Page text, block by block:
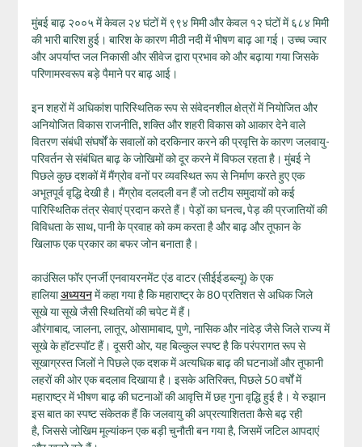
मुंबई बाढ़ २००५ में केवल २४ घंटों में ९९४ मिमी और केवल १२ घंटों में ६८४ मिमी
की भारी बारिश हुई। बारिश के कारण मीठी नदी में भीषण बाढ़ आ गई। उच्च ज्वार
और अपर्याप्त जल निकासी और सीवेज द्वारा प्रभाव को और बढ़ाया गया जिसके
परिणामस्वरूप बड़े पैमाने पर बाढ़ आई।
इन शहरों में अधिकांश पारिस्थितिक रूप से संवेदनशील क्षेत्रों में नियोजित और
अनियोजित विकास राजनीति,शक्ति और शहरी विकास को आकार देने वाले
वितरण संबंधी संघर्षों के सवालों को दरकिनार करने की प्रवृत्ति के कारण जलवायु-
परिवर्तन से संबंधित बाढ़ के जोखिमों को दूर करने में विफल रहता है। मुंबई ने
पिछले कुछ दशकों में मैंग्रोव वनों पर व्यवस्थित रूप से निर्माण करते हुए एक
अभूतपूर्व वृद्धि देखी है। मैंग्रोव दलदली वन हैं जो तटीय समुदायों को कई
पारिस्थितिक तंत्र सेवाएं प्रदान करते हैं। पेड़ों का घनत्व,पेड़ की प्रजातियों की
विविधता के साथ,पानी के प्रवाह को कम करता है और बाढ़ और तूफान के
खिलाफ एक प्रकार का बफर जोन बनाता है।
काउंसिल फॉर एनर्जी एनवायरनमेंट एंड वाटर (सीईईडब्ल्यू) के एक
हालियाअध्ययनमें कहा गया है कि महाराष्ट्र के 80 प्रतिशत से अधिक जिले
सूखे या सूखे जैसी स्थितियों की चपेट में हैं।
औरंगाबाद, जालना, लातूर, ओसामाबाद, पुणे, नासिक और नांदेड़ जैसे जिले राज्य में
सूखे के हॉटस्पॉट हैं। दूसरी ओर, यह बिल्कुल स्पष्ट है कि परंपरागत रूप से
सूखाग्रस्त जिलों ने पिछले एक दशक में अत्यधिक बाढ़ की घटनाओं और तूफानी
लहरों की ओर एक बदलाव दिखाया है। इसके अतिरिक्त, पिछले 50 वर्षों में
महाराष्ट्र में भीषण बाढ़ की घटनाओं की आवृत्ति में छह गुना वृद्धि हुई है। ये रुझान
इस बात का स्पष्ट संकेतक हैं कि जलवायु की अप्रत्याशितता कैसे बढ़ रही
है, जिससे जोखिम मूल्यांकन एक बड़ी चुनौती बन गया है, जिसमें जटिल आपदाएं